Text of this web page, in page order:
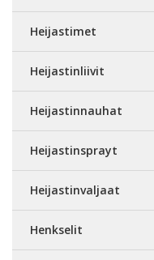
Heijastimet
Heijastinliivit
Heijastinnauhat
Heijastinsprayt
Heijastinvaljaat
Henkselit